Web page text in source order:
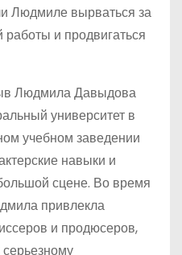
Людмиле вырваться за
и продвигаться
Людмила Давыдова
университет в
учебном заведении
навыки и
сцене. Во время
привлекла
и продюсеров,